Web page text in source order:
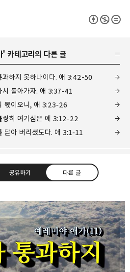
' 카테고리의 다른 글
하지 못하나이다. 애 3:42-50
돌아가자. 애 3:37-41
몫이오니, 애 3:23-26
쌍히 여기심은 애 3:12-22
닫아 버리셨도다. 애 3:1-11
공유하기 다른 글
❏Peter
Inspirational
톡 라인 트위터